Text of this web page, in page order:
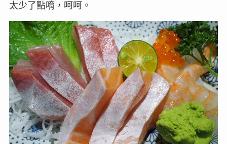
太少了點唷，呵呵。